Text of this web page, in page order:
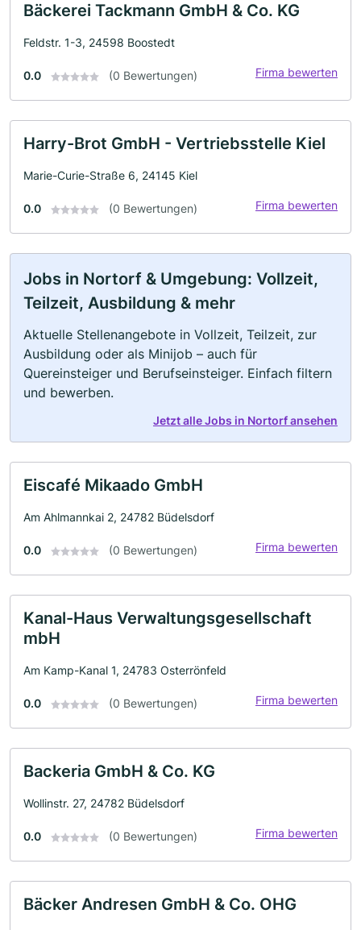
Bäckerei Tackmann GmbH & Co. KG
Feldstr. 1-3, 24598 Boostedt
0.0 (0 Bewertungen) Firma bewerten
Harry-Brot GmbH - Vertriebsstelle Kiel
Marie-Curie-Straße 6, 24145 Kiel
0.0 (0 Bewertungen) Firma bewerten
Jobs in Nortorf & Umgebung: Vollzeit,
Teilzeit, Ausbildung & mehr
Aktuelle Stellenangebote in Vollzeit, Teilzeit, zur
Ausbildung oder als Minijob – auch für
Quereinsteiger und Berufseinsteiger. Einfach filtern
und bewerben.
Jetzt alle Jobs in Nortorf ansehen
Eiscafé Mikaado GmbH
Am Ahlmannkai 2, 24782 Büdelsdorf
0.0 (0 Bewertungen) Firma bewerten
Kanal-Haus Verwaltungsgesellschaft
mbH
Am Kamp-Kanal 1, 24783 Osterrönfeld
0.0 (0 Bewertungen) Firma bewerten
Backeria GmbH & Co. KG
Wollinstr. 27, 24782 Büdelsdorf
0.0 (0 Bewertungen) Firma bewerten
Bäcker Andresen GmbH & Co. OHG